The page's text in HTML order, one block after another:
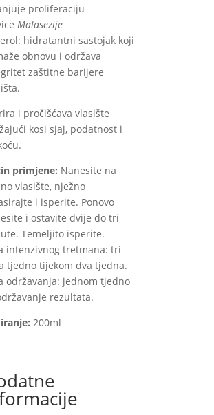
proliferaciju
Malasezije
hidratantni sastojak koji
obnovu i održava
zaštitne barijere
i pročišćava vlasište
kosi sjaj, podatnost i
primjene: Nanesite na
vlasište, nježno
i isperite. Ponovo
i ostavite dvije do tri
Temeljito isperite.
intenzivnog tretmana: tri
tjedno tijekom dva tjedna.
održavanja: jednom tjedno
rezultata.
200ml